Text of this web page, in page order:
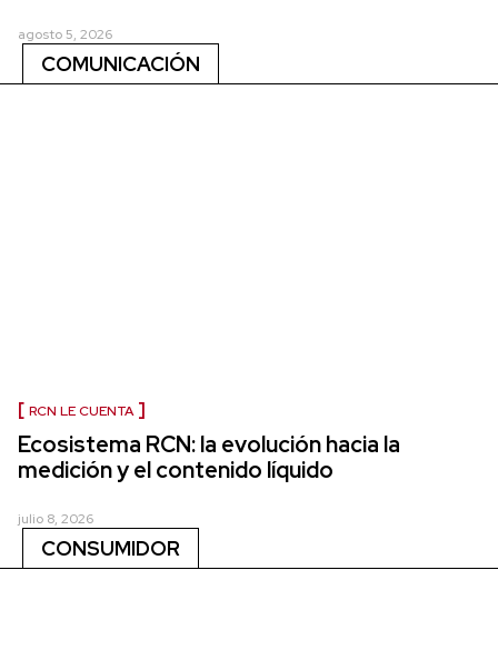
agosto 5, 2026
COMUNICACIÓN
RCN LE CUENTA
Ecosistema RCN: la evolución hacia la
medición y el contenido líquido
julio 8, 2026
CONSUMIDOR